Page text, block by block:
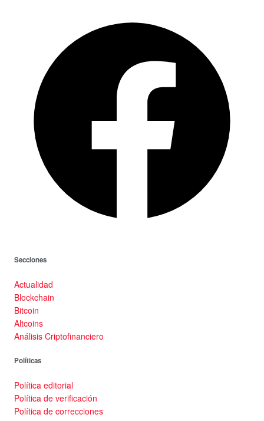
Secciones
Actualidad
Blockchain
Bitcoin
Altcoins
Análisis Criptofinanciero
Políticas
Política editorial
Política de verificación
Política de correcciones